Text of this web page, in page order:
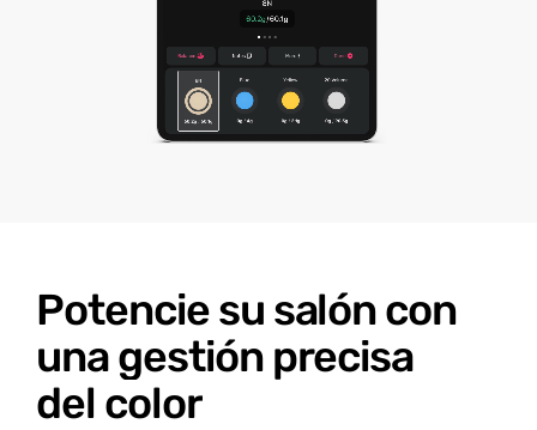
Potenciesu salóncon
unagestión precisa
del color